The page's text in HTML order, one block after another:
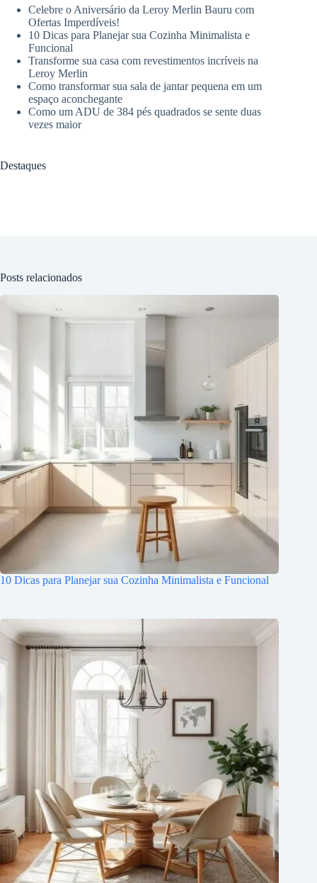
Celebre o Aniversário da Leroy Merlin Bauru com
Ofertas Imperdíveis!
10 Dicas para Planejar sua Cozinha Minimalista e
Funcional
Transforme sua casa com revestimentos incríveis na
Leroy Merlin
Como transformar sua sala de jantar pequena em um
espaço aconchegante
Como um ADU de 384 pés quadrados se sente duas
vezes maior
Destaques
Posts relacionados
10 Dicas para Planejar sua Cozinha Minimalista e Funcional